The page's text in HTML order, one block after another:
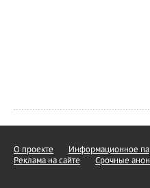
О проекте Информационное
Реклама на сайте
Срочные